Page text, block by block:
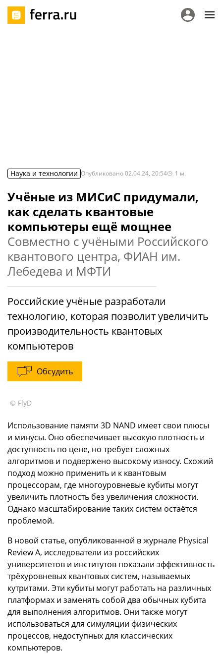
Наука и технологии Опубликовано02.04.24, 20:54 1 м.
Учёные из МИСиС придумали,
как сделать квантовые
компьютеры ещё мощнее
Совместно с учёными Российского
квантового центра, ФИАН им.
Лебедева и МФТИ
Российские учёные разработали
технологию, которая позволит увеличить
производительность квантовых
компьютеров
Обсудить
© FlyD
Использование памяти 3D NAND имеет свои плюсы
и минусы. Оно обеспечивает высокую плотность и
доступность по цене, но требует сложных
алгоритмов и подвержено высокому износу. Схожий
подход можно применить и к квантовым
процессорам, где многоуровневые кубиты могут
увеличить плотность без увеличения сложности.
Однако масштабирование таких систем остаётся
проблемой.
В новой статье, опубликованной в журнале Physical
Review A, исследователи из российских
университетов и институтов показали эффективность
трёхуровневых квантовых систем, называемых
кутритами. Эти кубиты могут работать на различных
платформах и заменять собой два обычных кубита
для выполнения алгоритмов. Они также могут
использоваться для симуляции физических
процессов, недоступных для классических
компьютеров.